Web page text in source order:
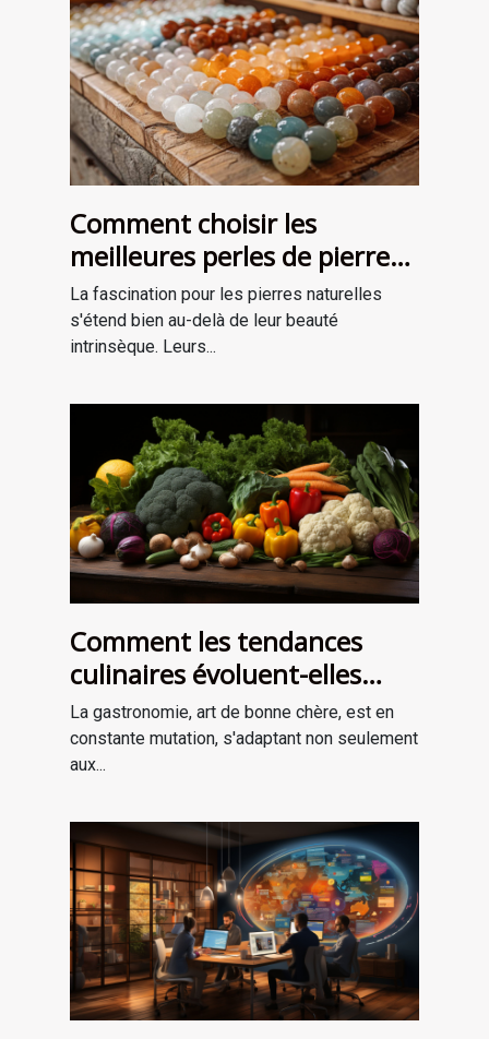
Comment choisir les
meilleures perles de pierre
naturelle pour vos projets de
bijouterie et de lithothérapie
La fascination pour les pierres naturelles
s'étend bien au-delà de leur beauté
intrinsèque. Leurs...
Comment les tendances
culinaires évoluent-elles
avec les saisons ?
La gastronomie, art de bonne chère, est en
constante mutation, s'adaptant non seulement
aux...